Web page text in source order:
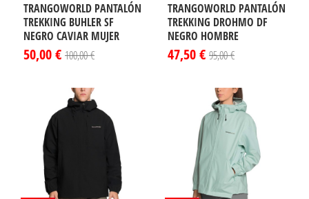
TRANGOWORLD PANTALÓN
TREKKING BUHLER SF
NEGRO CAVIAR MUJER
50,00 € 100,00 €
TRANGOWORLD PANTALÓN
TREKKING DROHMO DF
NEGRO HOMBRE
47,50 € 95,00 €